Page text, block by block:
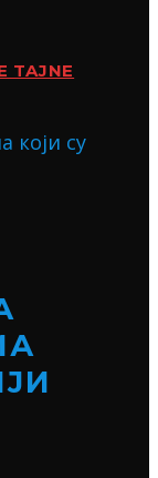
TAJNE